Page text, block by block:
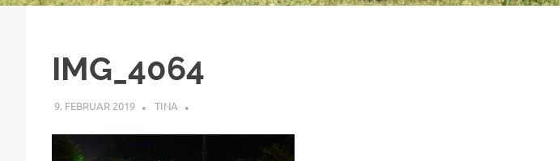
IMG_4064
9. FEBRUAR 2019 TINA